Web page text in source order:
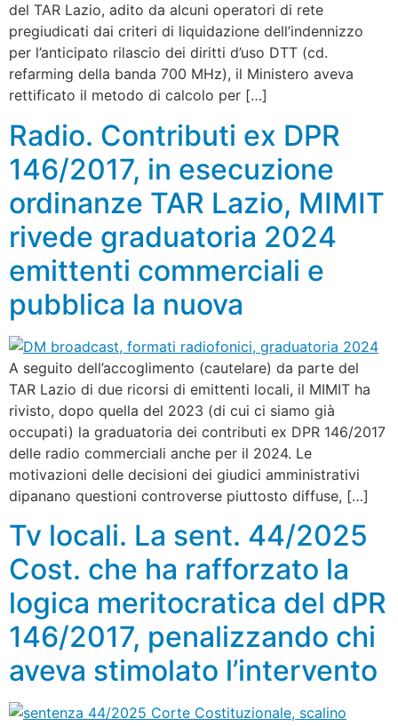
del TAR Lazio, adito da alcuni operatori di rete
pregiudicati dai criteri di liquidazione dell’indennizzo
per l’anticipato rilascio dei diritti d’uso DTT (cd.
refarming della banda 700 MHz), il Ministero aveva
rettificato il metodo di calcolo per […]
Radio. Contributi ex DPR
146/2017, in esecuzione
ordinanze TAR Lazio, MIMIT
rivede graduatoria 2024
emittenti commerciali e
pubblica la nuova
A seguito dell’accoglimento (cautelare) da parte del
TAR Lazio di due ricorsi di emittenti locali, il MIMIT ha
rivisto, dopo quella del 2023 (di cui ci siamo già
occupati) la graduatoria dei contributi ex DPR 146/2017
delle radio commerciali anche per il 2024. Le
motivazioni delle decisioni dei giudici amministrativi
dipanano questioni controverse piuttosto diffuse, […]
Tv locali. La sent. 44/2025
Cost. che ha rafforzato la
logica meritocratica del dPR
146/2017, penalizzando chi
aveva stimolato l’intervento